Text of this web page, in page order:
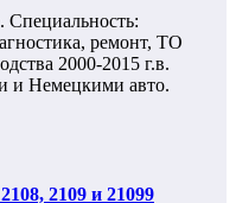
Специальность:
ремонт, ТО
2000-2015 г.в.
и Немецкими авто.
2109 и 21099